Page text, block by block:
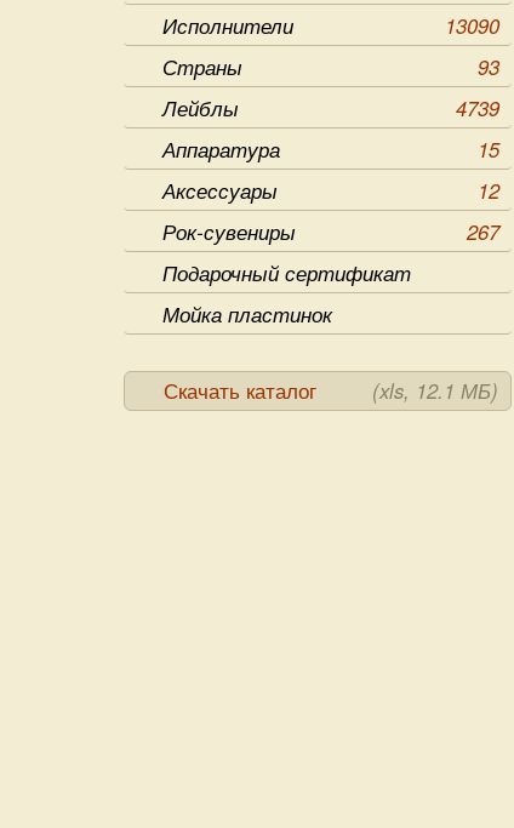
Исполнители
13090
Страны
93
Лейблы
4739
Аппаратура
15
Аксессуары
12
Рок-сувениры
267
Подарочный сертификат
Мойка пластинок
Скачать каталог (xls, 12.1 МБ)